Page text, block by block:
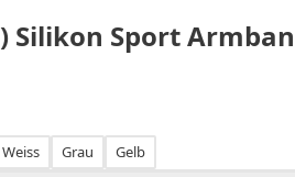
Silikon Sport
Weiss Grau Gelb